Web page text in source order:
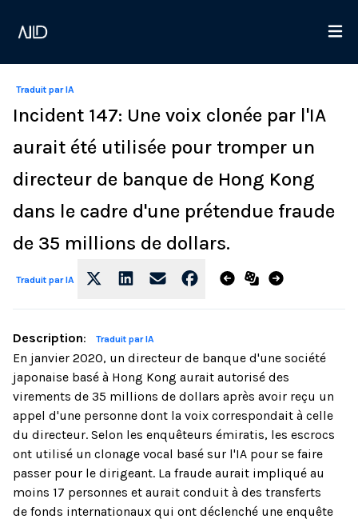
Traduit par IA
Incident 147: Une voix clonée par l'IA
aurait été utilisée pour tromper un
directeur de banque de Hong Kong
dans le cadre d'une prétendue fraude
de 35 millions de dollars.
Traduit par IA
Description: Traduit par IA
En janvier 2020, un directeur de banque d'une société
japonaise basé à Hong Kong aurait autorisé des
virements de 35 millions de dollars après avoir reçu un
appel d'une personne dont la voix correspondait à celle
du directeur. Selon les enquêteurs émiratis, les escrocs
ont utilisé un clonage vocal basé sur l'IA pour se faire
passer pour le dirigeant. La fraude aurait impliqué au
moins 17 personnes et aurait conduit à des transferts
de fonds internationaux qui ont déclenché une enquête